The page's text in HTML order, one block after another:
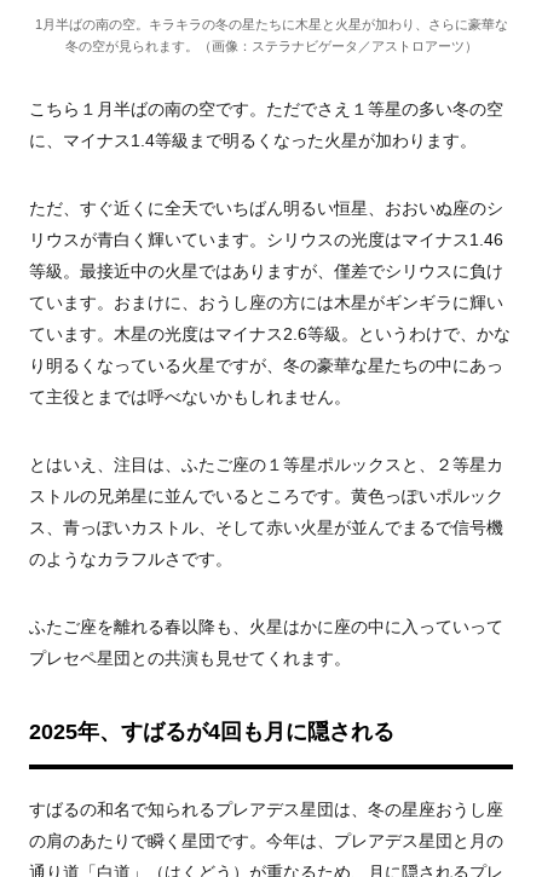
1月半ばの南の空。キラキラの冬の星たちに木星と火星が加わり、さらに豪華な
冬の空が見られます。（画像：ステラナビゲータ／アストロアーツ）
こちら１月半ばの南の空です。ただでさえ１等星の多い冬の空
に、マイナス1.4等級まで明るくなった火星が加わります。
ただ、すぐ近くに全天でいちばん明るい恒星、おおいぬ座のシ
リウスが青白く輝いています。シリウスの光度はマイナス1.46
等級。最接近中の火星ではありますが、僅差でシリウスに負け
ています。おまけに、おうし座の方には木星がギンギラに輝い
ています。木星の光度はマイナス2.6等級。というわけで、かな
り明るくなっている火星ですが、冬の豪華な星たちの中にあっ
て主役とまでは呼べないかもしれません。
とはいえ、注目は、ふたご座の１等星ポルックスと、２等星カ
ストルの兄弟星に並んでいるところです。黄色っぽいポルック
ス、青っぽいカストル、そして赤い火星が並んでまるで信号機
のようなカラフルさです。
ふたご座を離れる春以降も、火星はかに座の中に入っていって
プレセペ星団との共演も見せてくれます。
2025年、すばるが4回も月に隠される
すばるの和名で知られるプレアデス星団は、冬の星座おうし座
の肩のあたりで瞬く星団です。今年は、プレアデス星団と月の
通り道「白道」（はくどう） が重なるため、月に隠されるプレ